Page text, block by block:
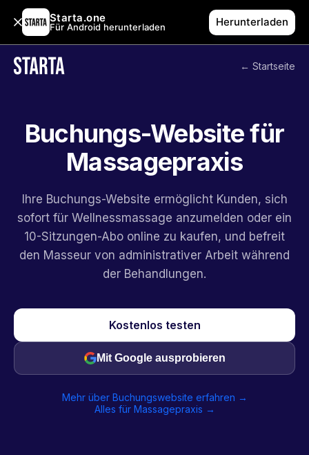
Starta.one
Für Android herunterladen Herunterladen
← Startseite
Buchungs-Website für
Massagepraxis
Ihre Buchungs-Website ermöglicht Kunden, sich
sofort für Wellnessmassage anzumelden oder ein
10-Sitzungen-Abo online zu kaufen, und befreit
den Masseur von administrativer Arbeit während
der Behandlungen.
Kostenlos testen
Mit Google ausprobieren
Mehr über Buchungswebsite erfahren →
Alles für Massagepraxis →